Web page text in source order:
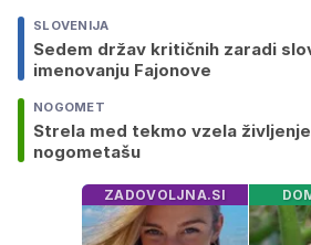
SLOVENIJA
Sedem držav kritičnih zaradi
imenovanju Fajonove
NOGOMET
Strela med tekmo vzela
nogometašu
ZADOVOLJNA.SI